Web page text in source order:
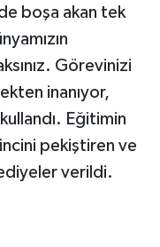
boşa akan tek
Görevinizi
inanıyor,
Eğitimin
pekiştiren ve
verildi.